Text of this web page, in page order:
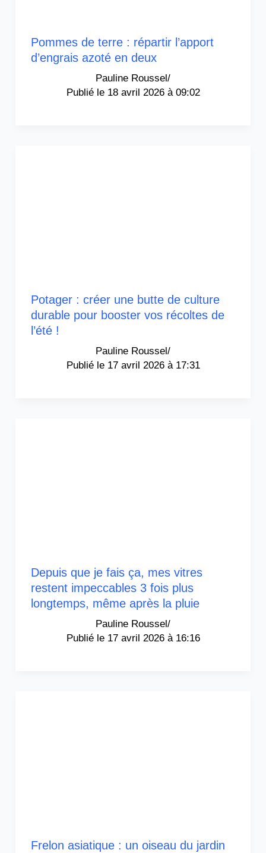
Pommes de terre : répartir l’apport
d’engrais azoté en deux
Pauline Roussel/
18 avril 2026 à 09:02
Potager : créer une butte de culture
durable pour booster vos récoltes de
l’été !
Pauline Roussel/
17 avril 2026 à 17:31
Depuis que je fais ça, mes vitres
restent impeccables 3 fois plus
longtemps, même après la pluie
Pauline Roussel/
17 avril 2026 à 16:16
Frelon asiatique : un oiseau du jardin